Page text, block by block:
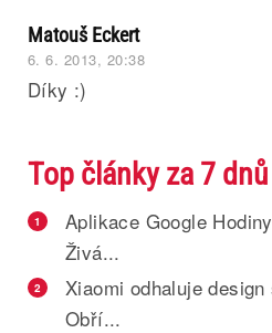
Matouš Eckert
6. 6. 2013, 20:38
Díky :)
Top články za 7 dnů
1
Aplikace Google
Živá...
2
Xiaomi odhaluje
Obří...